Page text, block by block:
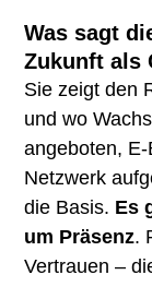
Was sagt
Zukunft als
Sie zeigt den
und wo
angeboten,
Netzwerk
die Basis. Es
um Präsenz.
Vertrauen –